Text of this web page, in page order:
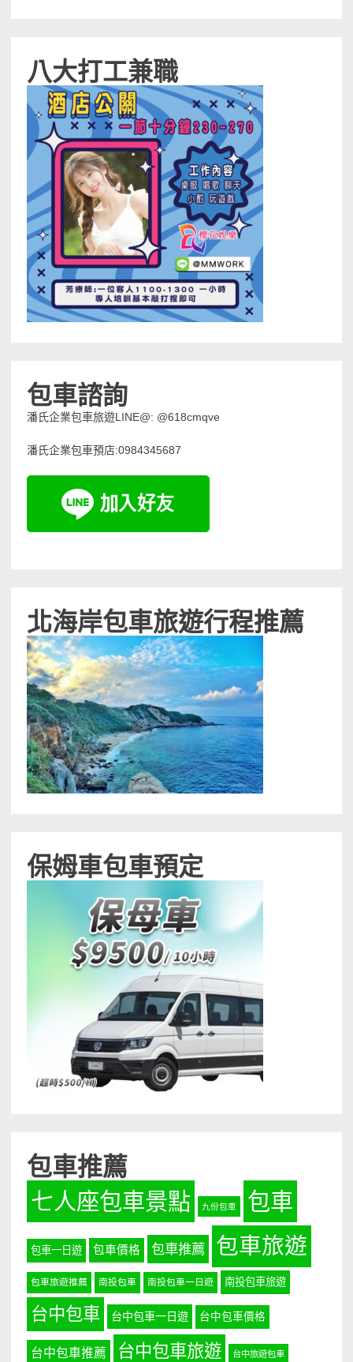
八大打工兼職
包車諮詢
潘氏企業包車旅遊LINE@: @618cmqve
潘氏企業包車預店:0984345687
北海岸包車旅遊行程推薦
保姆車包車預定
包車推薦
七人座包車景點 九份包車 包車
包車一日遊 包車價格 包車推薦 包車旅遊
包車旅遊推薦 南投包車 南投包車一日遊 南投包車旅遊
台中包車 台中包車一日遊 台中包車價格
台中包車推薦 台中包車旅遊 台中旅遊包車